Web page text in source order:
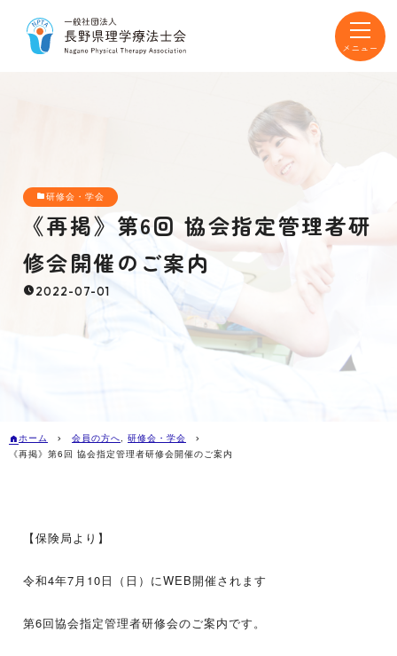
toggle
研修会・学会
《再掲》第6回 協会指定管理者研
修会開催のご案内
2022-07-01
ホーム 会員の方へ, 研修会・学会
《再掲》第6回 協会指定管理者研修会開催のご案内
【保険局より】
令和4年7月10日（日）にWEB開催されます
第6回協会指定管理者研修会のご案内です。